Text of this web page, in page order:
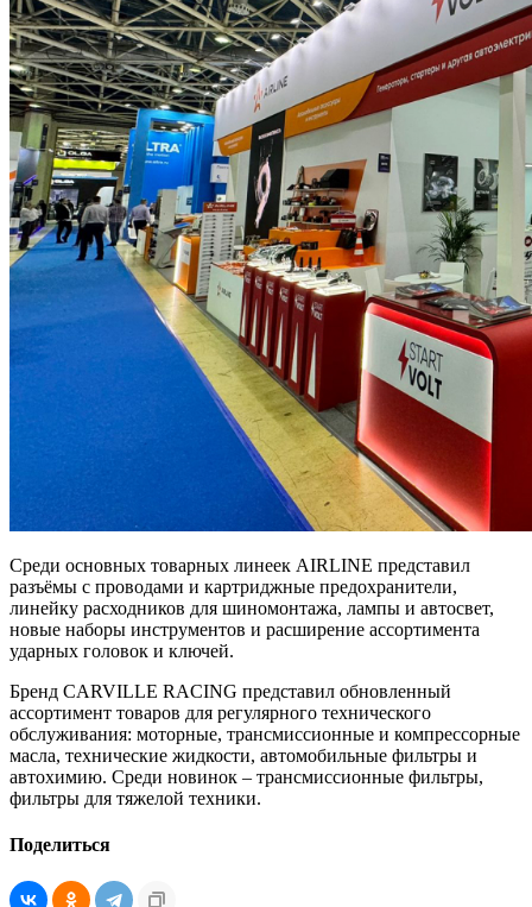
Среди основных товарных линеек AIRLINE представил
разъёмы с проводами и картриджные предохранители,
линейку расходников для шиномонтажа, лампы и автосвет,
новые наборы инструментов и расширение ассортимента
ударных головок и ключей.
Бренд CARVILLE RACING представил обновленный
ассортимент товаров для регулярного технического
обслуживания: моторные, трансмиссионные и компрессорные
масла, технические жидкости, автомобильные фильтры и
автохимию. Среди новинок – трансмиссионные фильтры,
фильтры для тяжелой техники.
Поделиться